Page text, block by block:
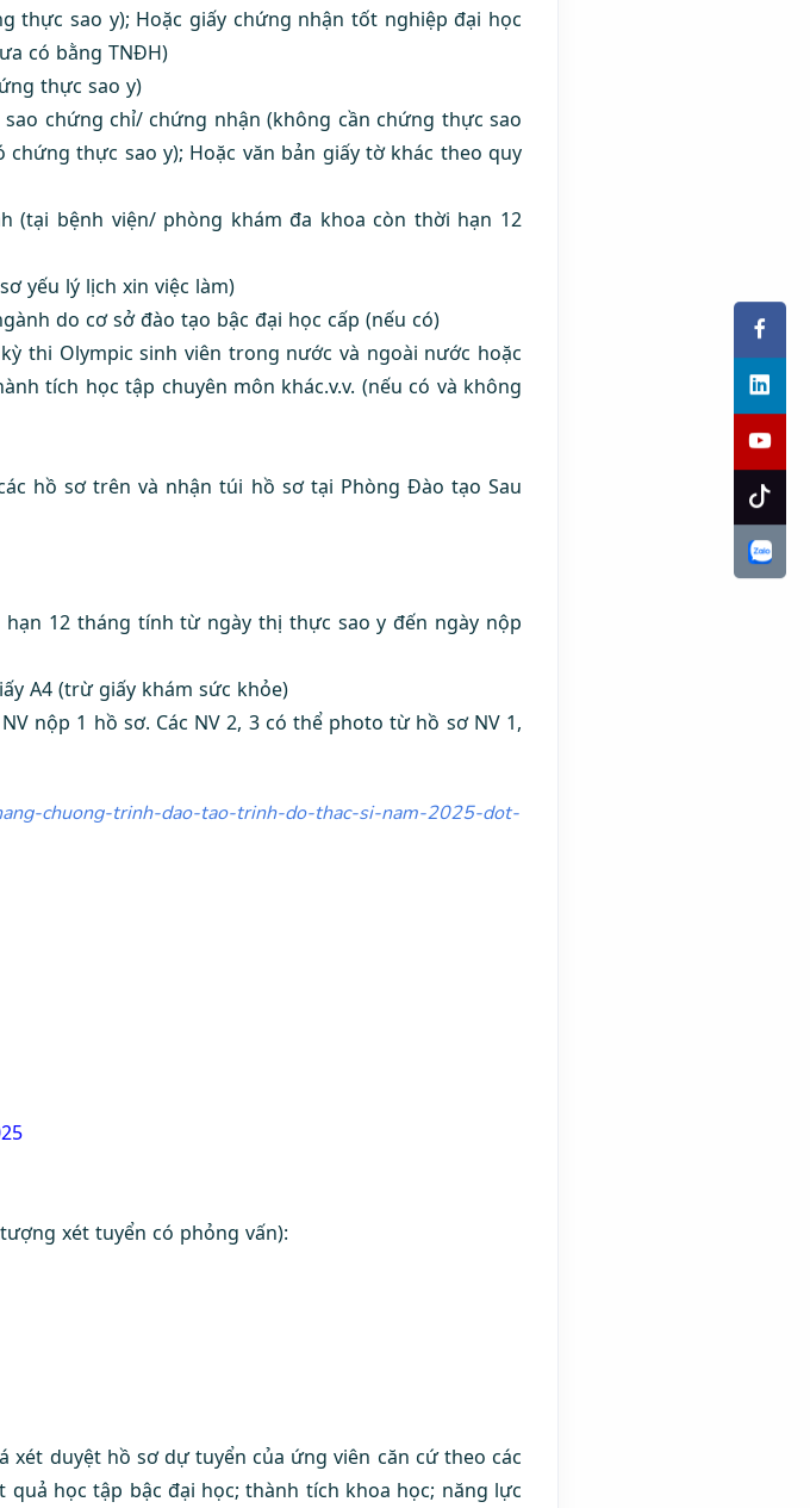
thực sao y); Hoặc giấy chứng nhận tốt nghiệp đại học
có bằng TNĐH)
thực sao y)
chứng chỉ/ chứng nhận (không cần chứng thực sao
thực sao y); Hoặc văn bản giấy tờ khác theo quy
(tại bệnh viện/ phòng khám đa khoa còn thời hạn 12
yếu lý lịch xin việc làm)
do cơ sở đào tạo bậc đại học cấp (nếu có)
thi Olympic sinh viên trong nước và ngoài nước hoặc
tích học tập chuyên môn khác.v.v. (nếu có và không
hồ sơ trên và nhận túi hồ sơ tại Phòng Đào tạo Sau
12 tháng tính từ ngày thị thực sao y đến ngày nộp
A4 (trừ giấy khám sức khỏe)
nộp 1 hồ sơ. Các NV 2, 3 có thể photo từ hồ sơ NV 1,
chuong-trinh-dao-tao-trinh-do-thac-si-nam-2025-dot-
xét tuyển có phỏng vấn):
xét duyệt hồ sơ dự tuyển của ứng viên căn cứ theo các
học tập bậc đại học; thành tích khoa học; năng lực